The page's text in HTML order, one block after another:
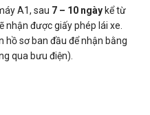
A1, sau 7 – 10 ngày kể từ
nhận được giấy phép lái xe.
hồ sơ ban đầu để nhận bằng
qua bưu điện).